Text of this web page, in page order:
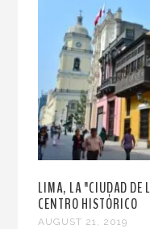
LIMA, LA "CIUDAD DE
CENTRO HISTÓRICO
AUGUST 21, 2019